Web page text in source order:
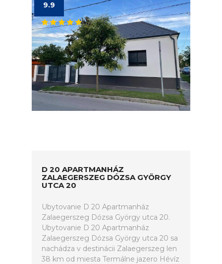
9.9
D 20 APARTMANHÁZ
ZALAEGERSZEG DÓZSA GYÖRGY
UTCA 20
Ubytovanie D 20 Apartmanház
Zalaegerszeg Dózsa György utca 20.
Ubytovanie D 20 Apartmanház
Zalaegerszeg Dózsa György utca 20 sa
nachádza v destinácii Zalaegerszeg len
38 km od miesta Termálne jazero Hévíz